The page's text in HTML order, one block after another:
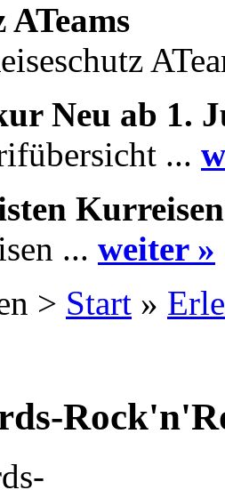
ATeams
Neu ab 1.
...
Kurreisen
... weiter »
> Start »